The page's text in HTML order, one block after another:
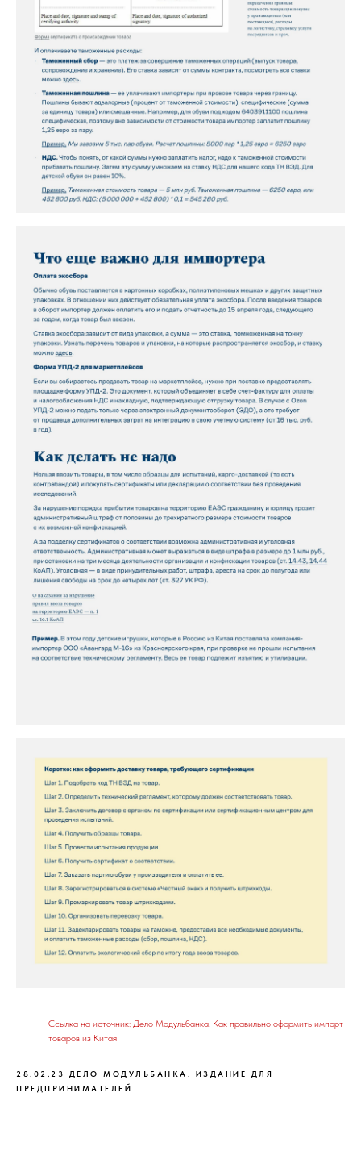
Ссылка на источник: Дело Модульбанка. Как правильно оформить импорт
товаров из Китая
28.02.23 ДЕЛО МОДУЛЬБАНКА. ИЗДАНИЕ ДЛЯ
ПРЕДПРИНИМАТЕЛЕЙ